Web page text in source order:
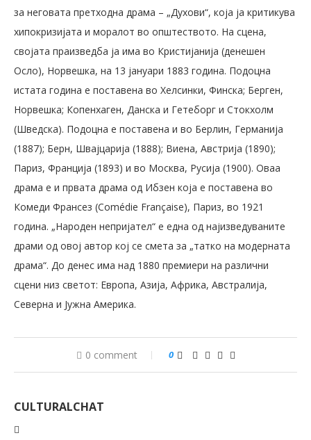
за неговата претходна драма – „Духови“, која ја критикува
хипокризијата и моралот во општеството. На сцена,
својата праизведба ја има во Кристијанија (денешен
Осло), Норвешка, на 13 јануари 1883 година. Подоцна
истата година е поставена во Хелсинки, Финска; Берген,
Норвешка; Копенхаген, Данска и Гетеборг и Стокхолм
(Шведска). Подоцна е поставена и во Берлин, Германија
(1887); Берн, Швајцарија (1888); Виена, Австрија (1890);
Париз, Франција (1893) и во Москва, Русија (1900). Оваа
драма е и првата драма од Ибзен која е поставена во
Комеди Франсез (Comédie Française), Париз, во 1921
година. „Народен непријател“ е една од најизведуваните
драми од овој автор кој се смета за „татко на модерната
драма“. До денес има над 1880 премиери на различни
сцени низ светот: Европа, Азија, Африка, Австралија,
Северна и Јужна Америка.
0 comment 0
CULTURALCHAT